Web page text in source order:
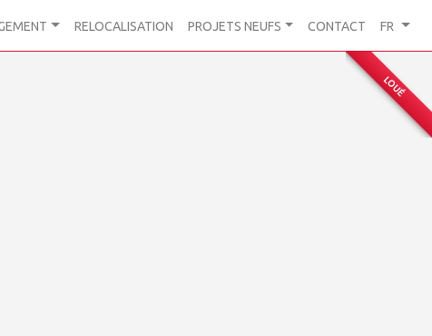
RELOCALISATION PROJETS NEUFS CONTACT FR
LOUÉ